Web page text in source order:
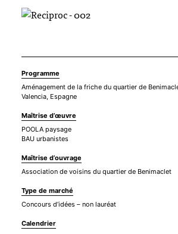
Programme
Aménagement de la friche du quartier de
Valencia, Espagne
Maîtrise d’œuvre
POOLA paysage
BAU urbanistes
Maîtrise d’ouvrage
Association de voisins du quartier de Benimaclet
Type de marché
Concours d’idées – non lauréat
Calendrier